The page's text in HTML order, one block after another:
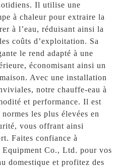
Il utilise une
à chaleur pour extraire la
à l’eau, réduisant ainsi la
coûts d’exploitation. Sa
le rend adapté à une
économisant ainsi un
Avec une installation
notre chauffe-eau à
et performance. Il est
les plus élevées en
vous offrant ainsi
Faites confiance à
Co., Ltd. pour vos
domestique et profitez des